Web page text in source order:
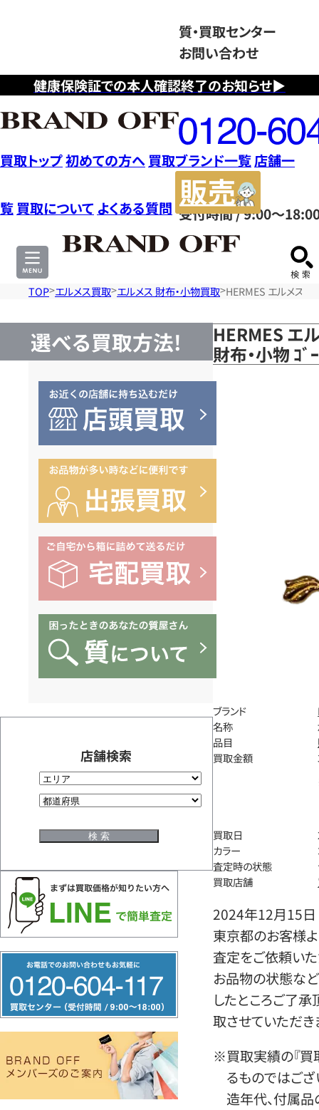
健康保険証での本人確認終了のお知らせ▶
質・買取センター
お問い合わせ
フ
リ
ー
ダ
イ
ヤ
ル
0120604117
受付時間 / 9:00～
買取トップ初めての方へ 買取ブランド一覧店舗一
覧 買取について よくある質問
サ
TOP エルメス買取 エルメス 財布・小物買取 HERMES エルメス ｶ
選べる買取方法!
店舗検索
リ
ー
ヤ
HERMES エ
財布・小物 ｺ
ブランド
名称
品目
買取金額
買取日
カラー
査定時の状態
買取店舗
2024年12月15日
東京都のお客様
査定をご依頼いた
お品物の状態など
したところご了
取させていただき
※買取実績の『買
るものではござ
造年代、付属品